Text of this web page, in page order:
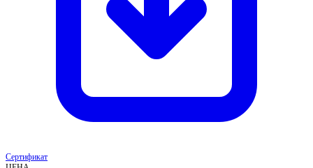
Сертификат